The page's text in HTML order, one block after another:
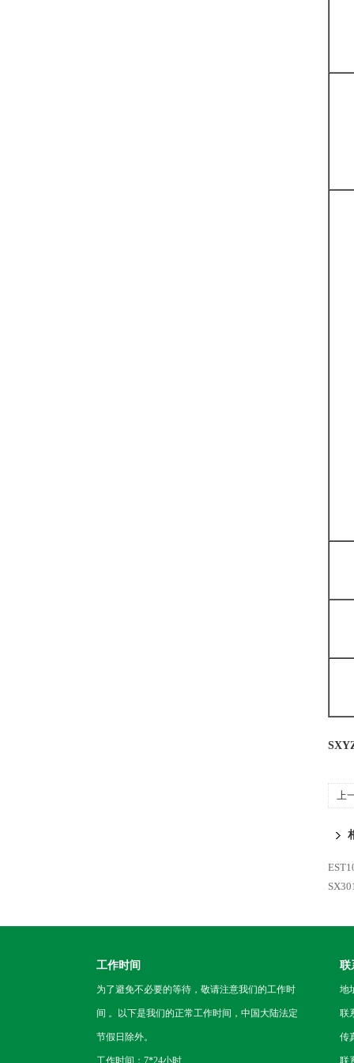
上
工作时间
为了避免不必要的等待，敬请注意我们的工作时
间 。以下是我们的正常工作时间，中国大陆法定
节假日除外。
工作时间：7*24小时
联
地
联
传
联